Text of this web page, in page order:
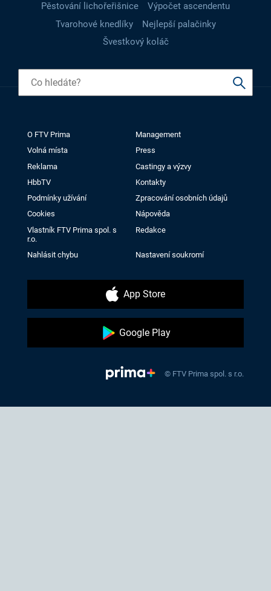
Pěstování lichořeřišnice
Výpočet ascendentu
Tvarohové knedlíky
Nejlepší palačinky
Švestkový koláč
O FTV Prima
Management
Volná místa
Press
Reklama
Castingy a výzvy
HbbTV
Kontakty
Podmínky užívání
Zpracování osobních údajů
Cookies
Nápověda
Vlastník FTV Prima spol. s
r.o.
Redakce
Nahlásit chybu Nastavení soukromí
App Store
Google Play
© FTV Prima spol. s r.o.